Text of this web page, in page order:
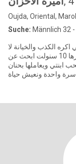
Oujda, Oriental,
Suche: Männlich 32 -
انا امرأة سمراء البشرة مطلقة من صفاتي انني اكره الكذب والخيانة لا
احب المظاهر احب الإنسان العادي ولدي طفلة عمرها 10 سنولت ابحث عن
المرأة ويعرف معنى الحياة الزوجية ويحب ابنتي ويعاملها بحنان
واحدة ونعيش حياة